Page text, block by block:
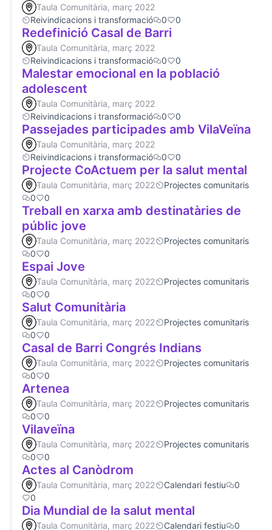
Taula Comunitària, març 2022
Reivindicacions i transformació
0 0
Redefinició Casal de Barri
Taula Comunitària, març 2022
Reivindicacions i transformació
0 0
Malestar emocional en la població
adolescent
Taula Comunitària, març 2022
Reivindicacions i transformació
0 0
Passejades participades amb VilaVeïna
Taula Comunitària, març 2022
Reivindicacions i transformació
0 0
Projecte CoActuem per la salut mental
Taula Comunitària, març 2022
Projectes comunitaris
0
0
Treball en xarxa amb destinatàries de
públic jove
Taula Comunitària, març 2022
Projectes comunitaris
0
0
Espai Jove
Taula Comunitària, març 2022
Projectes comunitaris
0
0
Salut Comunitària
Taula Comunitària, març 2022
Projectes comunitaris
0
0
Casal de Barri Congrés Indians
Taula Comunitària, març 2022
Projectes comunitaris
0
0
Artenea
Taula Comunitària, març 2022
Projectes comunitaris
0
0
Vilaveïna
Taula Comunitària, març 2022
Projectes comunitaris
0
0
Actes al Canòdrom
Taula Comunitària, març 2022 Calendari festiu
0
0
Dia Mundial de la salut mental
Taula Comunitària, març 2022 Calendari festiu 0